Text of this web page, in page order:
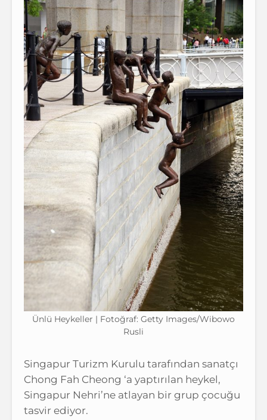
Ünlü Heykeller | Fotoğraf: Getty Images/Wibowo
Rusli
Singapur Turizm Kurulu tarafından sanatçı
Chong Fah Cheong ‘a yaptırılan heykel,
Singapur Nehri’ne atlayan bir grup çocuğu
tasvir ediyor.